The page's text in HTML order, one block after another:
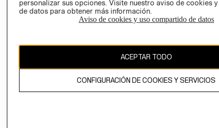
COOKIES
CAMBIAR REGIÓN
personalizar sus opciones. Visite nuestro aviso de cookies
de datos para obtener más información.
Aviso de cookies y uso compartido de datos
ACEPTAR TODO
CONFIGURACIÓN DE COOKIES Y SERVICIOS